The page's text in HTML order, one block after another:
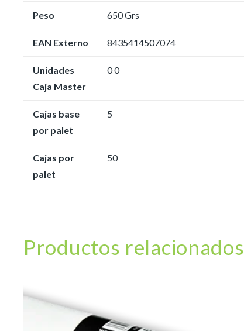
Peso 650 Grs
EAN Externo 8435414507074
Unidades
Caja Master
0 0
Cajas base
por palet
5
Cajas por
palet
50
Productos relacionados